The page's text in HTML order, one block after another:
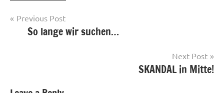
Post
navigation
Previous Post
So lange wir suchen…
Next Post
SKANDAL in Mitte!